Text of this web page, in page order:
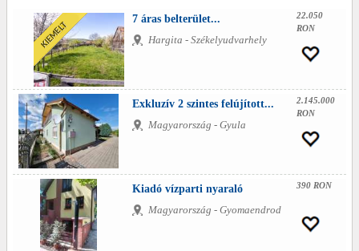
7 áras belterület...
Hargita - Székelyudvarhely
22.050
RON
Exkluzív 2 szintes felújított...
Magyarország - Gyula
2.145.000
RON
Kiadó vízparti nyaraló
Magyarország - Gyomaendrod
390 RON